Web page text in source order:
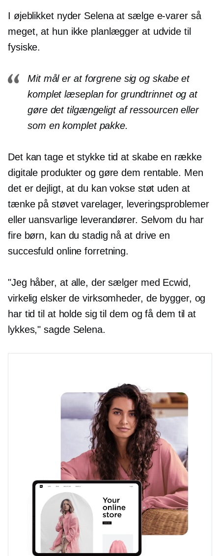
I øjeblikket nyder Selena at sælge e-varerså
meget, at hun ikke planlægger at udvide til
fysiske.
Mit mål er at forgrene sig og skabe et
komplet læseplan for grundtrinnet og at
gøre det tilgængeligt af ressourcen eller
som en komplet pakke.
Det kan tage et stykke tid at skabe en række
digitale produkter og gøre dem rentable. Men
det er dejligt, at du kan vokse støt uden at
tænke på støvet varelager, leveringsproblemer
eller uansvarlige leverandører. Selvom du har
fire børn, kan du stadig nå at drive en
succesfuld online forretning.
"Jeg håber, at alle, der sælger med Ecwid,
virkelig elsker de virksomheder, de bygger, og
har tid til at holde sig til dem og få dem til at
lykkes," sagde Selena.